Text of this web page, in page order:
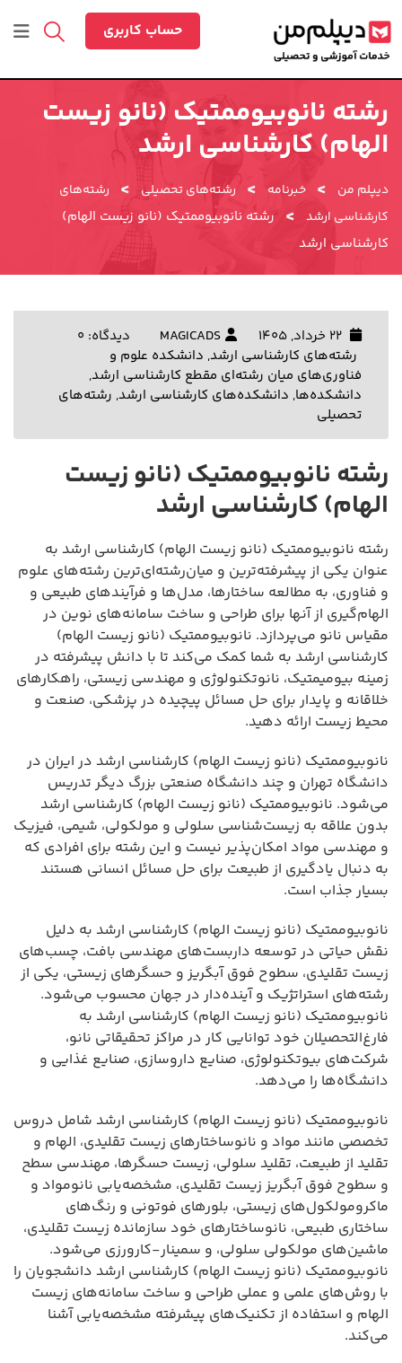
به
محتوا
حساب کاربری
رشته نانوبیوممتیک (نانو زیست
الهام) کارشناسی ارشد
دیپلم من > خبرنامه > رشته‌های تحصیلی >
رشته‌های
کارشناسی ارشد >
رشته نانوبیوممتیک (نانو زیست الهام)
کارشناسی ارشد
MAGICADS
دیدگاه: 0
رشته‌های کارشناسی ارشد, دانشکده علوم و
فناوری‌های میان رشته‌ای مقطع کارشناسی ارشد,
دانشکده‌ها, دانشکده‌های کارشناسی ارشد, رشته‌های
تحصیلی
رشته نانوبیوممتیک (نانو زیست
الهام) کارشناسی ارشد
رشته نانوبیوممتیک (نانو زیست الهام) کارشناسی ارشد به
عنوان یکی از پیشرفته‌ترین و میان‌رشته‌ای‌ترین رشته‌های علوم
و فناوری، به مطالعه ساختارها، مدل‌ها و فرآیندهای طبیعی و
الهام‌گیری از آنها برای طراحی و ساخت سامانه‌های نوین در
مقیاس نانو می‌پردازد. نانوبیوممتیک (نانو زیست الهام)
کارشناسی ارشد به شما کمک می‌کند تا با دانش پیشرفته در
زمینه بیومیمتیک، نانوتکنولوژی و مهندسی زیستی، راهکارهای
خلاقانه و پایدار برای حل مسائل پیچیده در پزشکی، صنعت و
محیط زیست ارائه دهید.
نانوبیوممتیک (نانو زیست الهام) کارشناسی ارشد در ایران در
دانشگاه تهران و چند دانشگاه صنعتی بزرگ دیگر تدریس
می‌شود. نانوبیوممتیک (نانو زیست الهام) کارشناسی ارشد
بدون علاقه به زیست‌شناسی سلولی و مولکولی، شیمی، فیزیک
و مهندسی مواد امکان‌پذیر نیست و این رشته برای افرادی که
به دنبال یادگیری از طبیعت برای حل مسائل انسانی هستند
بسیار جذاب است.
نانوبیوممتیک (نانو زیست الهام) کارشناسی ارشد به دلیل
نقش حیاتی در توسعه داربست‌های مهندسی بافت، چسب‌های
زیست تقلیدی، سطوح فوق آبگریز و حسگرهای زیستی، یکی از
رشته‌های استراتژیک و آینده‌دار در جهان محسوب می‌شود.
نانوبیوممتیک (نانو زیست الهام) کارشناسی ارشد به
فارغ‌التحصیلان خود توانایی کار در مراکز تحقیقاتی نانو،
شرکت‌های بیوتکنولوژی، صنایع داروسازی، صنایع غذایی و
دانشگاه‌ها را می‌دهد.
نانوبیوممتیک (نانو زیست الهام) کارشناسی ارشد شامل دروس
تخصصی مانند مواد و نانوساختارهای زیست تقلیدی، الهام و
تقلید از طبیعت، تقلید سلولی، زیست حسگرها، مهندسی سطح
و سطوح فوق آبگریز زیست تقلیدی، مشخصه‌یابی نانومواد و
ماکرومولکول‌های زیستی، بلورهای فوتونی و رنگ‌های
ساختاری طبیعی، نانوساختارهای خود سازمانده زیست تقلیدی،
ماشین‌های مولکولی سلولی، و سمینار-کارورزی می‌شود.
نانوبیوممتیک (نانو زیست الهام) کارشناسی ارشد دانشجویان را
با روش‌های علمی و عملی طراحی و ساخت سامانه‌های زیست
الهام و استفاده از تکنیک‌های پیشرفته مشخصه‌یابی آشنا
می‌کند.